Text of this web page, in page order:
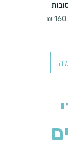
מבצע